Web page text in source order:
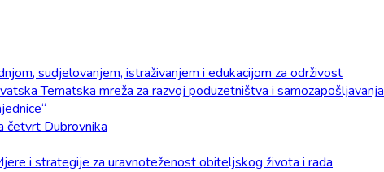
sudjelovanjem, istraživanjem i edukacijom za održivost
Tematska mreža za razvoj poduzetništva i samozapošljavanja
četvrt Dubrovnika
i strategije za uravnoteženost obiteljskog života i rada